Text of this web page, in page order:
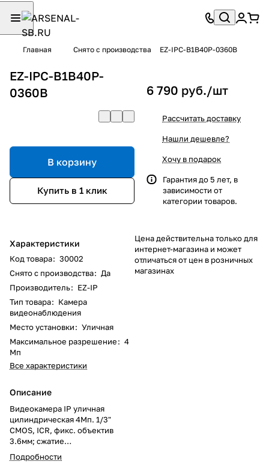
Главная Снято с производства EZ-IPC-B1B40P-0360B
EZ-IPC-B1B40P-
0360B
В корзину
Купить в 1 клик
Характеристики
Код товара: 30002
Снято с производства: Да
Производитель: EZ-IP
Тип товара: Камера
видеонаблюдения
Место установки: Уличная
Максимальное разрешение: 4
Мп
Все характеристики
Описание
Видеокамера IP уличная
цилиндрическая 4Мп. 1/3"
CMOS, ICR, фикс. объектив
3.6мм; сжатие
H.265+/H.265/H.264+/H.264,
разрешение и скорость
Подробности
6 790 руб./шт
Рассчитать доставку
Нашли дешевле?
Хочу в подарок
Гарантия до 5 лет, в
зависимости от
категории товаров.
Цена действительна только для
интернет-магазина и может
отличаться от цен в розничных
магазинах